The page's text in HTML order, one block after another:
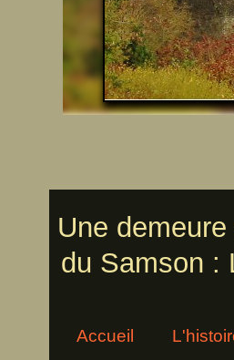
Une
du Samson :
Accueil